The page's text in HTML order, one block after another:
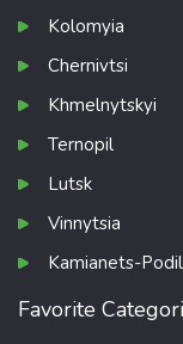
Kolomyia
Chernivtsi
Khmelnytskyi
Ternopil
Lutsk
Vinnytsia
Kamianets-
Favorite